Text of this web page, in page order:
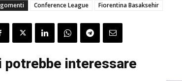
Conference League Fiorentina Basaksehir
potrebbe interessare